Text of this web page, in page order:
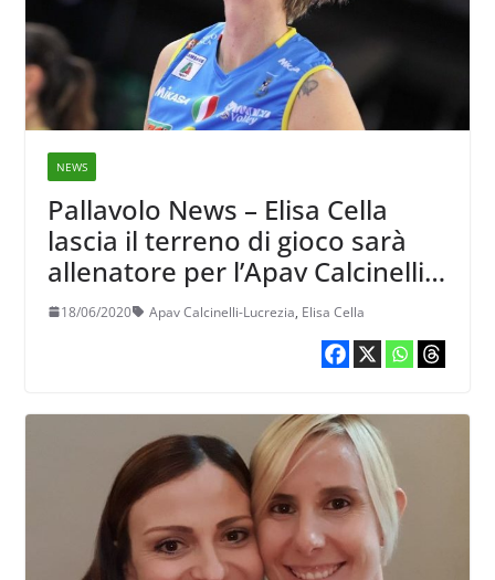
NEWS
Pallavolo News – Elisa Cella
lascia il terreno di gioco sarà
allenatore per l’Apav Calcinelli-
Lucrezia
18/06/2020 Apav Calcinelli-Lucrezia, Elisa Cella